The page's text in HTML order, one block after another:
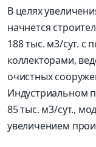
В целях
начнется
188 тыс. м3/сут.
коллекторами,
очистных
Индустриальном
85 тыс. м3/сут.,
увеличением